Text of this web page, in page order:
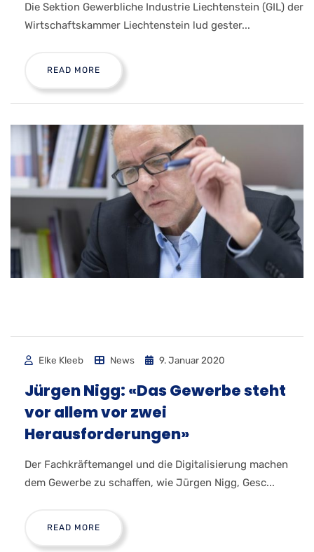
Die Sektion Gewerbliche Industrie Liechtenstein (GIL) der
Wirtschaftskammer Liechtenstein lud gester...
READ MORE
Elke Kleeb News 9. Januar 2020
Jürgen Nigg: «Das Gewerbe steht
vor allem vor zwei
Herausforderungen»
Der Fachkräftemangel und die Digitalisierung machen
dem Gewerbe zu schaffen, wie Jürgen Nigg, Gesc...
READ MORE